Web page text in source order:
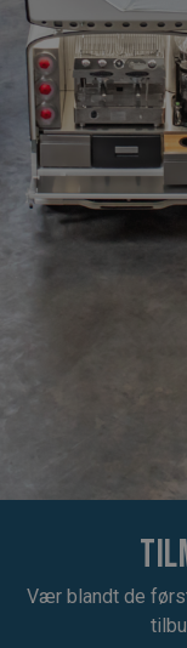
Vær blandt de